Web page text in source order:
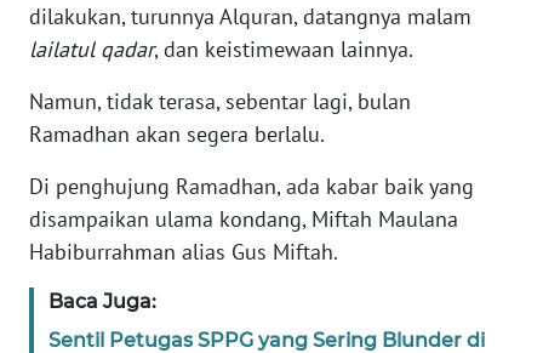
dilakukan, turunnya Alquran, datangnya malam
lailatul qadar, dan keistimewaan lainnya.
Namun, tidak terasa, sebentar lagi, bulan
Ramadhan akan segera berlalu.
Di penghujung Ramadhan, ada kabar baik yang
disampaikan ulama kondang, Miftah Maulana
Habiburrahman alias Gus Miftah.
Baca Juga:
Sentil Petugas SPPG yang Sering Blunder di
INFO
IKLAN
TENTANG
KAMI
PEDOMAN
MEDIA
REDAKSI